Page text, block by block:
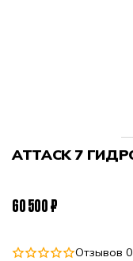
Отзывов 0
ATTACK 7
60 500 ₽